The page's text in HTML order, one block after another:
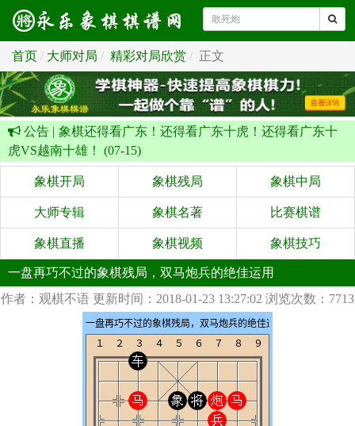
首页 大师对局 精彩对局欣赏 正文
公告 | 象棋还得看广东！还得看广东十虎！还得看广东十
虎VS越南十雄！ (07-15)
象棋开局 象棋残局 象棋中局
大师专辑 象棋名著 比赛棋谱
象棋直播 象棋视频 象棋技巧
一盘再巧不过的象棋残局，双马炮兵的绝佳运用
作者：观棋不语 更新时间：2018-01-23 13:27:02 浏览次数：7713